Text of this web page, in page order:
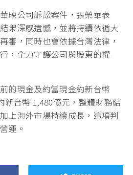
映公司訴訟案件，張榮華表
果深感遺憾，並將持續依循大
審，同時也會依據台灣法律，
，全力守護公司與股東的權
的現金及約當現金約新台幣
新台幣 1,480億元，整體財務結
上海外市場持續成長，這項判
運。